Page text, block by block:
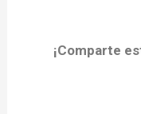
¡Comparte